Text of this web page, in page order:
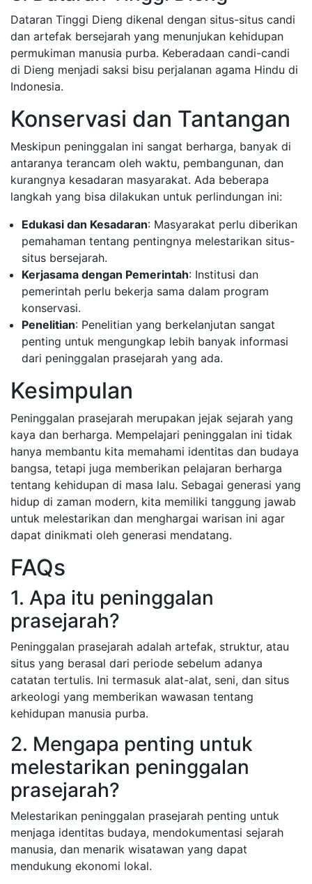
Dataran Tinggi Dieng dikenal dengan situs-situs candi
dan artefak bersejarah yang menunjukan kehidupan
permukiman manusia purba. Keberadaan candi-candi
di Dieng menjadi saksi bisu perjalanan agama Hindu di
Indonesia.
Konservasi dan Tantangan
Meskipun peninggalan ini sangat berharga, banyak di
antaranya terancam oleh waktu, pembangunan, dan
kurangnya kesadaran masyarakat. Ada beberapa
langkah yang bisa dilakukan untuk perlindungan ini:
Edukasi dan Kesadaran: Masyarakat perlu diberikan
pemahaman tentang pentingnya melestarikan situs-
situs bersejarah.
Kerjasama dengan Pemerintah: Institusi dan
pemerintah perlu bekerja sama dalam program
konservasi.
Penelitian: Penelitian yang berkelanjutan sangat
penting untuk mengungkap lebih banyak informasi
dari peninggalan prasejarah yang ada.
Kesimpulan
Peninggalan prasejarah merupakan jejak sejarah yang
kaya dan berharga. Mempelajari peninggalan ini tidak
hanya membantu kita memahami identitas dan budaya
bangsa, tetapi juga memberikan pelajaran berharga
tentang kehidupan di masa lalu. Sebagai generasi yang
hidup di zaman modern, kita memiliki tanggung jawab
untuk melestarikan dan menghargai warisan ini agar
dapat dinikmati oleh generasi mendatang.
FAQs
1. Apa itu peninggalan
prasejarah?
Peninggalan prasejarah adalah artefak, struktur, atau
situs yang berasal dari periode sebelum adanya
catatan tertulis. Ini termasuk alat-alat, seni, dan situs
arkeologi yang memberikan wawasan tentang
kehidupan manusia purba.
2. Mengapa penting untuk
melestarikan peninggalan
prasejarah?
Melestarikan peninggalan prasejarah penting untuk
menjaga identitas budaya, mendokumentasi sejarah
manusia, dan menarik wisatawan yang dapat
mendukung ekonomi lokal.